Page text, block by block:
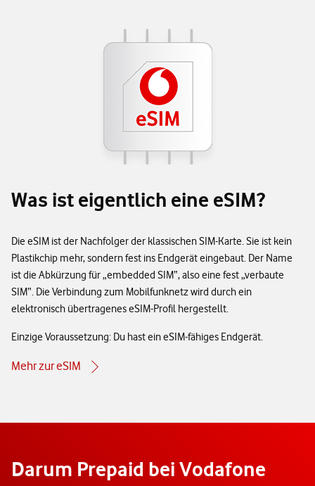
Was ist eigentlich eine eSIM?
Die eSIM ist der Nachfolger der klassischen SIM-Karte. Sie ist kein
Plastikchip mehr, sondern fest ins Endgerät eingebaut. Der Name
ist die Abkürzung für „embedded SIM“, also eine fest „verbaute
SIM“. Die Verbindung zum Mobilfunknetz wird durch ein
elektronisch übertragenes eSIM-Profil hergestellt.
Einzige Voraussetzung: Du hast ein eSIM-fähiges Endgerät.
Mehr zur eSIM
Darum Prepaid bei Vodafone